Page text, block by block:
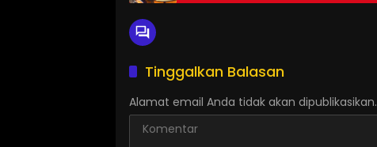
Tinggalkan Balasan
Alamat email Anda tidak akan dipublikasikan.